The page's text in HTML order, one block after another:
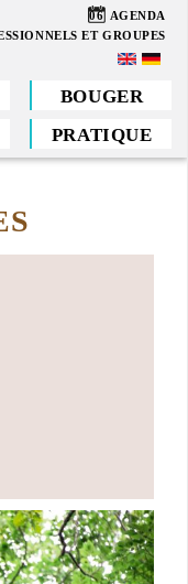
06 AGENDA
ET GROUPES
BOUGER
PRATIQUE